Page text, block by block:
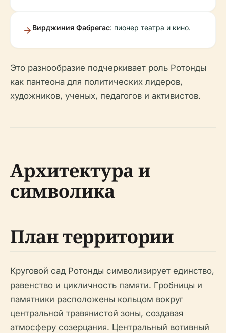
Вирджиния Фабрегас: пионер театра и кино.
Это разнообразие подчеркивает роль Ротонды
как пантеона для политических лидеров,
художников, ученых, педагогов и активистов.
Архитектура и
символика
План территории
Круговой сад Ротонды символизирует единство,
равенство и цикличность памяти. Гробницы и
памятники расположены кольцом вокруг
центральной травянистой зоны, создавая
атмосферу созерцания. Центральный вотивный